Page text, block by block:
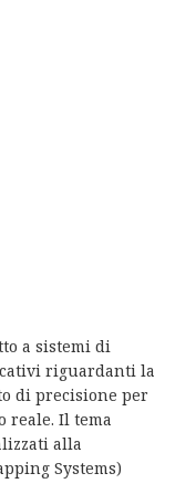
a sistemi di
riguardanti la
di precisione per
reale. Il tema
alla
Systems)